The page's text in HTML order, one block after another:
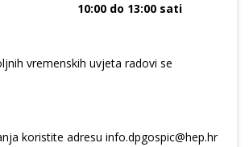
10:00 do 13:00 sati
vremenskih uvjeta radovi se
koristite adresu info.dpgospic@hep.hr